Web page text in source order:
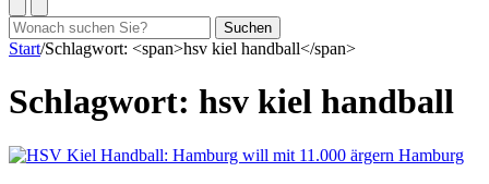
Suchen
nach:
Suchen
Start/Schlagwort: <span>hsv kiel handball</span>
Schlagwort: hsv kiel handball
Hamburg